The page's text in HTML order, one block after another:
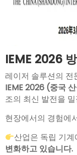
IEME 2026
레이저 솔루션의
IEME 2026 (중국
조의 최신 발전을
현장에서의 경험에
산업은 독립 기계
변화하고 있습니다.